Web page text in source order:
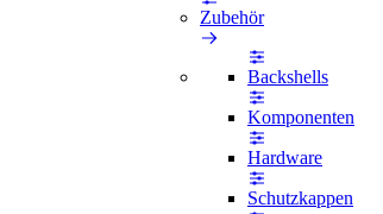
Zubehör
Backshells
Komponenten
Hardware
Schutzkappen